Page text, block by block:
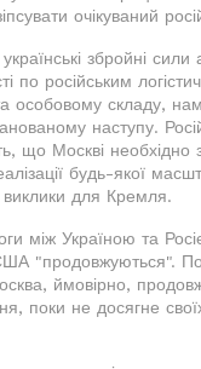
очікуваний
збройні сили
по російським
та особовому складу,
наступу.
що Москві необхідно
будь-якої
виклики для Кремля.
між Україною та
"продовжуються".
ймовірно,
поки не досягне